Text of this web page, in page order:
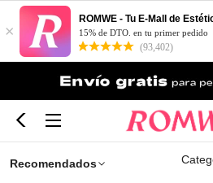
×
ROMWE - Tu E-Mall de
15% de DTO. en tu primer pedido
(93,402)
Recomendados